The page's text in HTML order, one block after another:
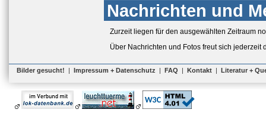
Nachrichten und
Zurzeit liegen für den ausgewählten Zeitraum
Über Nachrichten und Fotos freut sich jederzeit
Bilder gesucht! | Impressum + Datenschutz | FAQ | Kontakt | Literatur +